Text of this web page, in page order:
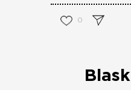
0
Blask